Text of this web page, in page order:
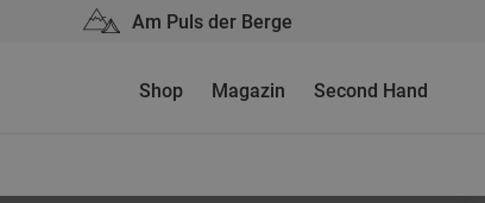
Am Puls der Berge
Shop Magazin Second Hand